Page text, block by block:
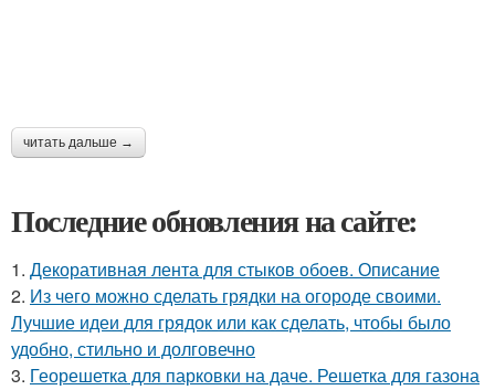
читать дальше →
Последние обновления на сайте:
1. Декоративная лента для стыков обоев. Описание
2. Из чего можно сделать грядки на огороде своими.
Лучшие идеи для грядок или как сделать, чтобы было
удобно, стильно и долговечно
3. Георешетка для парковки на даче. Решетка для газона